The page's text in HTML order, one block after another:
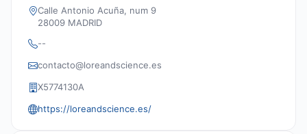
Calle Antonio Acuña, num 9
28009 MADRID
--
contacto@loreandscience.es
X5774130A
https://loreandscience.es/